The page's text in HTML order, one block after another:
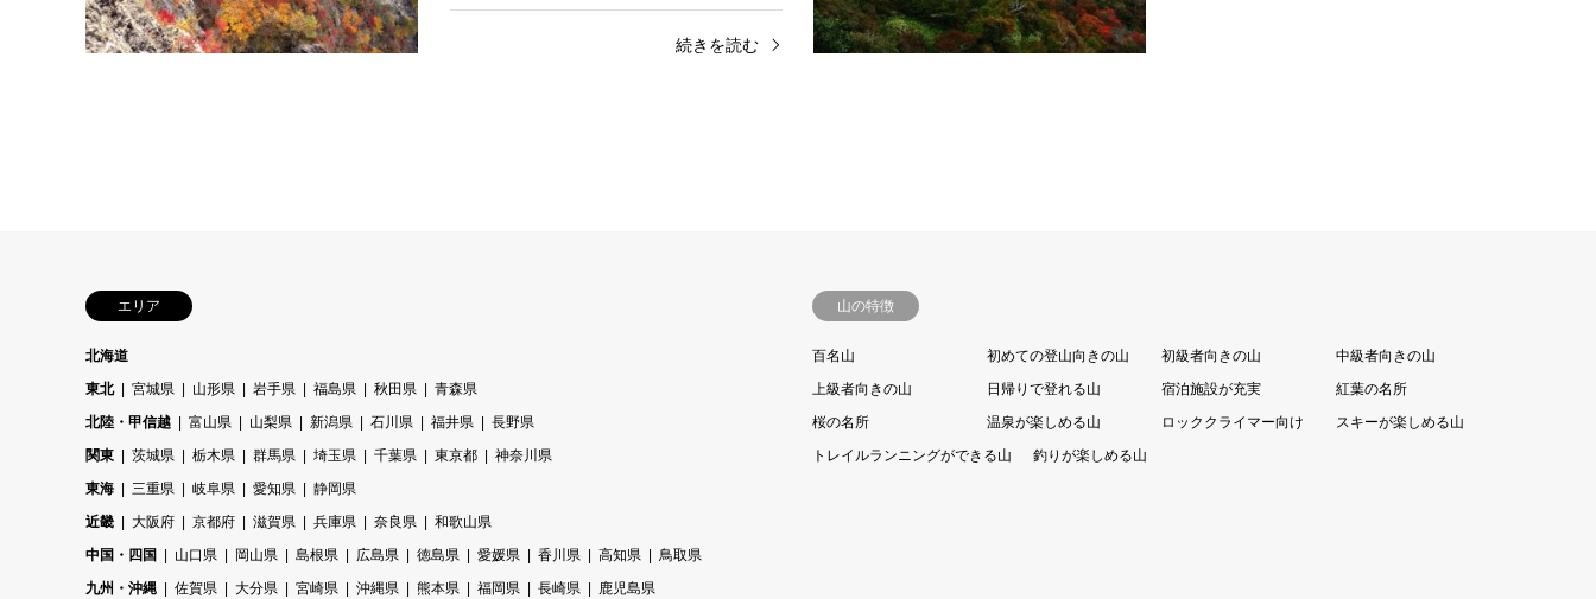
続きを読む
エリア
北海道
東北
宮城県 山形県 岩手県 福島県 秋田県
青森県
北陸・甲信越
富山県 山梨県 新潟県 石川県 福井県
長野県
関東
茨城県 栃木県 群馬県 埼玉県 千葉県 東京都
神奈川県
東海
三重県 岐阜県 愛知県
静岡県
近畿
大阪府 京都府 滋賀県 兵庫県 奈良県
和歌山県
中国・四国
山口県 岡山県 島根県 広島県 徳島県 愛媛県 香川県 高知県
鳥取県
九州・沖縄
佐賀県 大分県 宮崎県 沖縄県 熊本県 福岡県 長崎県 鹿児島県
山の特徴
百名山 初めての登山向きの山 初級者向きの山
中級者向きの山
上級者向きの山
日帰りで登れる山 宿泊施設が充実
紅葉の名所
桜の名所
温泉が楽しめる山 ロッククライマー向け
スキーが楽しめる山
トレイルランニングができる山
釣りが楽しめる山